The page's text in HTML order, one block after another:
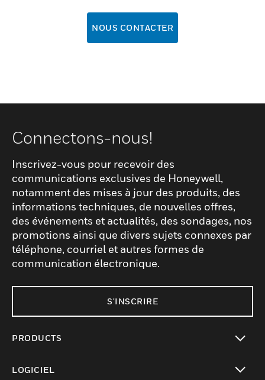
NOUS CONTACTER
Connectons-nous!
Inscrivez-vous pour recevoir des
communications exclusives de Honeywell,
notamment des mises à jour des produits, des
informations techniques, de nouvelles offres,
des événements et actualités, des sondages, nos
promotions ainsi que divers sujets connexes par
téléphone, courriel et autres formes de
communication électronique.
S'INSCRIRE
PRODUCTS
LOGICIEL